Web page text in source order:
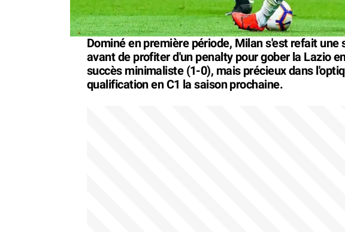
Dominé en première période, Milan s'est refait une
avant de profiter d'un penalty pour gober la Lazio
succès minimaliste (1-0), mais précieux dans
qualification en C1 la saison prochaine.